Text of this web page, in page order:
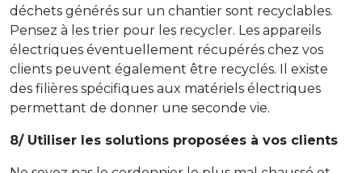
déchets générés sur un chantier sont recyclables.
Pensez à les trier pour les recycler. Les appareils
électriques éventuellement récupérés chez vos
clients peuvent également être recyclés. Il existe
des filières spécifiques aux matériels électriques
permettant de donner une seconde vie.
8/ Utiliser les solutions proposées à vos clients